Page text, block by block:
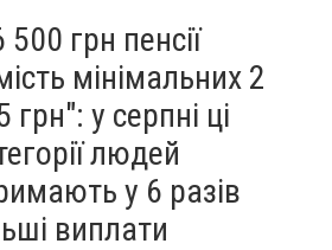
500 грн пенсії
мінімальних 2
грн": у серпні ці
людей
у 6 разів
виплати